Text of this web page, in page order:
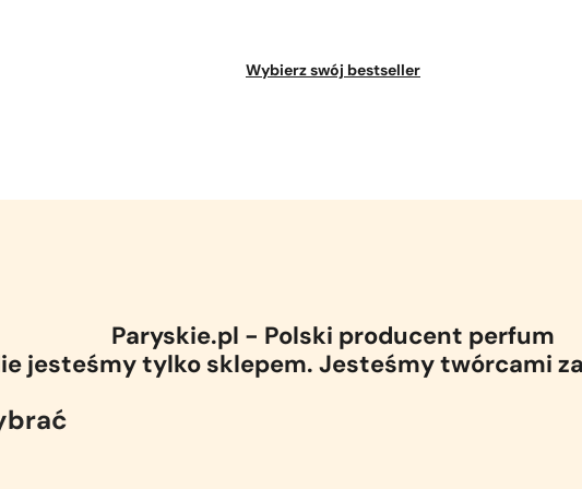
Wybierz swój bestseller
Paryskie.pl - Polski producent perfum
jesteśmy tylko sklepem. Jesteśmy twórcami